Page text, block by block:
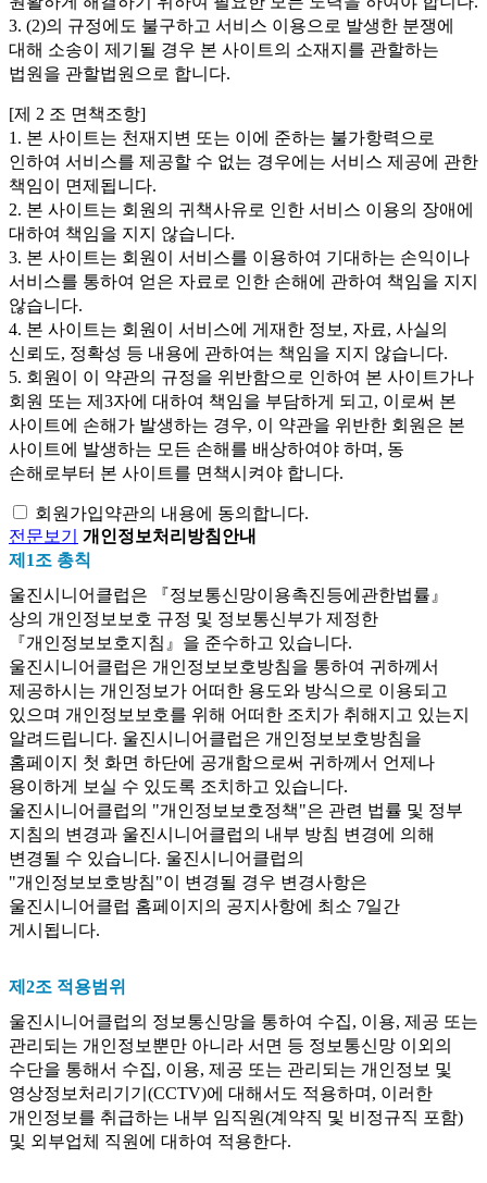
3. (2)의 규정에도 불구하고 서비스 이용으로 발생한 분쟁에
대해 소송이 제기될 경우 본 사이트의 소재지를 관할하는
법원을 관할법원으로 합니다.
[제 2 조 면책조항]
1. 본 사이트는 천재지변 또는 이에 준하는 불가항력으로
인하여 서비스를 제공할 수 없는 경우에는 서비스 제공에 관한
책임이 면제됩니다.
2. 본 사이트는 회원의 귀책사유로 인한 서비스 이용의 장애에
대하여 책임을 지지 않습니다.
3. 본 사이트는 회원이 서비스를 이용하여 기대하는 손익이나
서비스를 통하여 얻은 자료로 인한 손해에 관하여 책임을 지지
않습니다.
4. 본 사이트는 회원이 서비스에 게재한 정보, 자료, 사실의
신뢰도, 정확성 등 내용에 관하여는 책임을 지지 않습니다.
5. 회원이 이 약관의 규정을 위반함으로 인하여 본 사이트가나
회원 또는 제3자에 대하여 책임을 부담하게 되고, 이로써 본
사이트에 손해가 발생하는 경우, 이 약관을 위반한 회원은 본
사이트에 발생하는 모든 손해를 배상하여야 하며, 동
손해로부터 본 사이트를 면책시켜야 합니다.
회원가입약관의 내용에 동의합니다.
전문보기
개인정보처리방침안내
제1조 총칙
울진시니어클럽은 『정보통신망이용촉진등에관한법률』
상의 개인정보보호 규정 및 정보통신부가 제정한
『개인정보보호지침』을 준수하고 있습니다.
울진시니어클럽은 개인정보보호방침을 통하여 귀하께서
제공하시는 개인정보가 어떠한 용도와 방식으로 이용되고
있으며 개인정보보호를 위해 어떠한 조치가 취해지고 있는지
알려드립니다. 울진시니어클럽은 개인정보보호방침을
홈페이지 첫 화면 하단에 공개함으로써 귀하께서 언제나
용이하게 보실 수 있도록 조치하고 있습니다.
울진시니어클럽의 "개인정보보호정책"은 관련 법률 및 정부
지침의 변경과 울진시니어클럽의 내부 방침 변경에 의해
변경될 수 있습니다. 울진시니어클럽의
"개인정보보호방침"이 변경될 경우 변경사항은
울진시니어클럽 홈페이지의 공지사항에 최소 7일간
게시됩니다.
제2조 적용범위
울진시니어클럽의 정보통신망을 통하여 수집, 이용, 제공 또는
관리되는 개인정보뿐만 아니라 서면 등 정보통신망 이외의
수단을 통해서 수집, 이용, 제공 또는 관리되는 개인정보 및
영상정보처리기기(CCTV)에 대해서도 적용하며, 이러한
개인정보를 취급하는 내부 임직원(계약직 및 비정규직 포함)
및 외부업체 직원에 대하여 적용한다.